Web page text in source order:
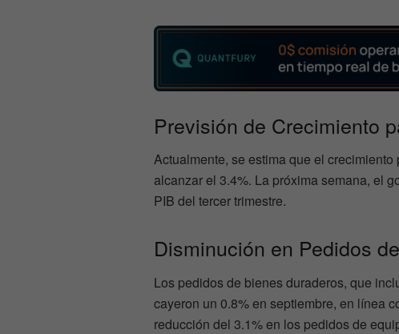
Previsión de Crecimiento
Actualmente, se estima que el
alcanzar el 3.4%. La próxima semana, el
PIB del tercer trimestre.
Disminución en Pedidos
Los pedidos de bienes duraderos, que
cayeron un 0.8% en septiembre, en línea
reducción del 3.1% en los pedidos de